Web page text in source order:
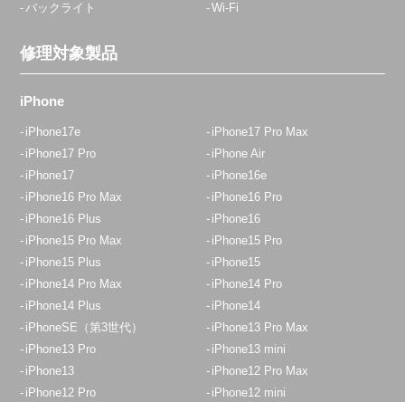
バックライト
Wi-Fi
修理対象製品
iPhone
iPhone17e
iPhone17 Pro Max
iPhone17 Pro
iPhone Air
iPhone17
iPhone16e
iPhone16 Pro Max
iPhone16 Pro
iPhone16 Plus
iPhone16
iPhone15 Pro Max
iPhone15 Pro
iPhone15 Plus
iPhone15
iPhone14 Pro Max
iPhone14 Pro
iPhone14 Plus
iPhone14
iPhoneSE（第3世代）
iPhone13 Pro Max
iPhone13 Pro
iPhone13 mini
iPhone13
iPhone12 Pro Max
iPhone12 Pro
iPhone12 mini